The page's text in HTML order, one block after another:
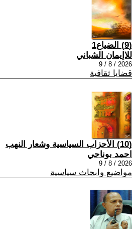
(9) الضياع1
للاإيمان الشباني
2026 / 8 / 9
قضايا ثقافية
(10) الأحزاب السياسية وشعار النهب
احمد بوناجي
2026 / 8 / 9
مواضيع وابحاث سياسية